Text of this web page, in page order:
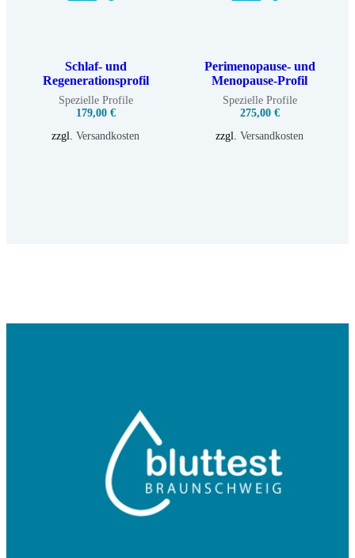
Schlaf- und
Regenerationsprofil
Spezielle Profile
179,00 €
zzgl. Versandkosten
Perimenopause- und
Menopause-Profil
Spezielle Profile
275,00 €
zzgl. Versandkosten